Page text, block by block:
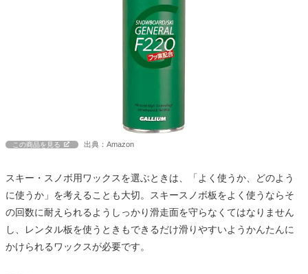
この商品を見る 出典：Amazon
スキー・スノボ用ワックスを選ぶときは、「よく使うか、どのよう
に使うか」を考えることも大切。スキースノボ板をよく使うならそ
の回数に耐えられるようしっかり滑走面を守らなくてはなりません
し、レンタル板を使うときもできるだけ滑りやすいようかんたんに
かけられるワックスが必要です。